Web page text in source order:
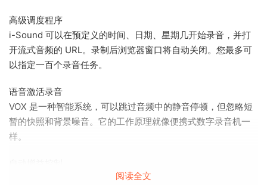
高级调度程序
i-Sound 可以在预定义的时间、日期、星期几开始录音，并打
开流式音频的 URL。录制后浏览器窗口将自动关闭。您最多可
以指定一百个录音任务。
语音激活录音
VOX 是一种智能系统，可以跳过音频中的静音停顿，但忽略短
暂的快照和背景噪音。它的工作原理就像便携式数字录音机一
样。
AGC 用于通过逐渐增加或减少增益来响应信号电平的变化，从
阅读全文